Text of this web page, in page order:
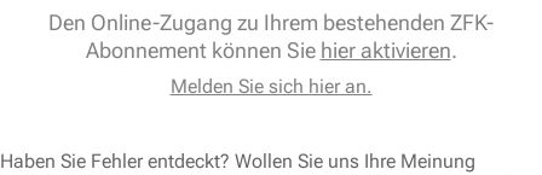
Den Online-Zugang zu Ihrem bestehenden ZFK-
Abonnement können Sie hier aktivieren.
Melden Sie sich hier an.
Haben Sie Fehler entdeckt? Wollen Sie uns Ihre Meinung